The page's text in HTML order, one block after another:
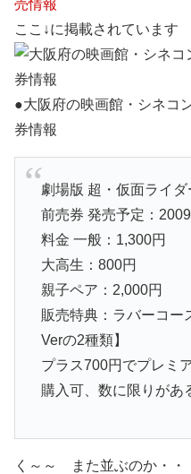
売情報
ここ↓に掲載されています
●大阪府の映画館・シネコ
券情報
劇場版 超・仮面ライ
前売券 発売予定：
料金 一般：1,300円
大高生：800円
親子ペア：2,000円
販売特典：ラバーコー
Verの2種類】
プラス700円でプレミ
購入可、数に限りがあ
く～～ また並ぶのか・・